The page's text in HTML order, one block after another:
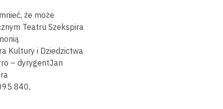
że może
Teatru Szekspira
Kultury i Dziedzictwa
– dyrygentJan
840,